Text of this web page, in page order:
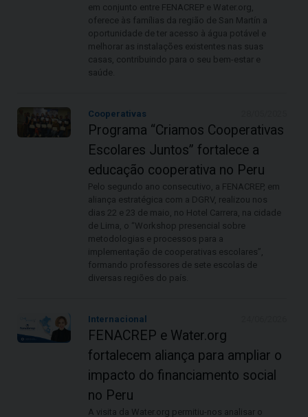
em conjunto entre FENACREP e Water.org,
oferece às famílias da região de San Martín a
oportunidade de ter acesso à água potável e
melhorar as instalações existentes nas suas
casas, contribuindo para o seu bem-estar e
saúde.
Cooperativas
Programa “Criamos Cooperativas
Escolares Juntos” fortalece a
educação cooperativa no Peru
Pelo segundo ano consecutivo, a FENACREP, em
aliança estratégica com a DGRV, realizou nos
dias 22 e 23 de maio, no Hotel Carrera, na cidade
de Lima, o “Workshop presencial sobre
metodologias e processos para a
implementação de cooperativas escolares”,
formando professores de sete escolas de
diversas regiões do país.
Internacional
FENACREP e Water.org
fortalecem aliança para ampliar o
impacto do financiamento social
no Peru
A visita da Water.org permitiu-nos analisar o